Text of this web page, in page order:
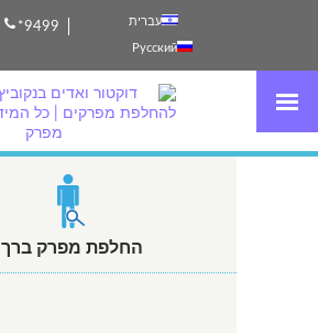
*9499
החלפת מפרק ברך